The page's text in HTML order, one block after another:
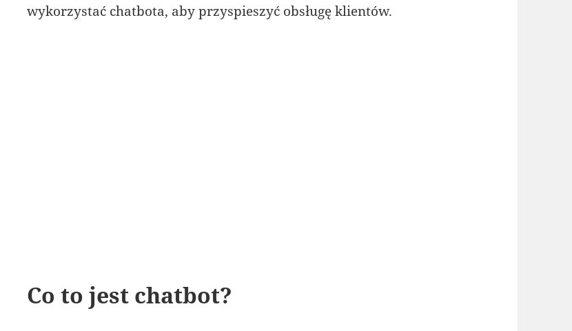
wykorzystać chatbota, aby przyspieszyć obsługę klientów.
Co to jest chatbot?